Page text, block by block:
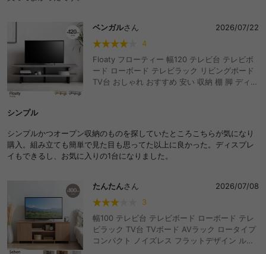
ベンガルさん
2026/07/22
4
Floaty フローティー 幅120 テレビ台 テレビボ
ード ローボード テレビラック リビングボード
TV台 おしゃれ おすすめ 安い 収納 棚 脚 ディス
シンプル
シンプルかつオープン収納のものを探していたところこちらが気になり
購入。組み立ても簡単で見た目も思ってた以上に良かった。ディスプレ
イもできるし、お気に入りの1台になりました。
たんたんさん
2026/07/08
3
幅100 テレビ台 テレビボード ローボード テレ
ビラック TV台 TVボード AVラック ロータイプ
コンパクト ノイズレス フラットデザイン ルー